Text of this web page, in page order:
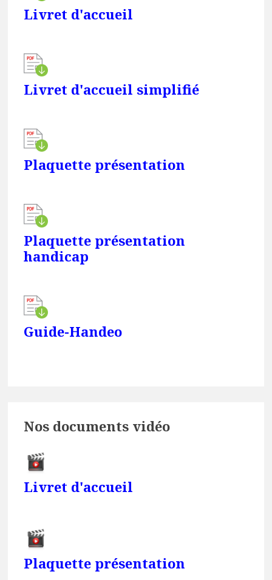
Livret d'accueil
Livret d'accueil simplifié
Plaquette présentation
Plaquette présentation
handicap
Guide-Handeo
Nos documents vidéo
Livret d'accueil
Plaquette présentation